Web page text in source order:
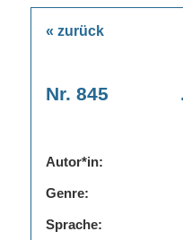
« zurück
Nr. 845
Autor*in:
Genre:
Sprache: